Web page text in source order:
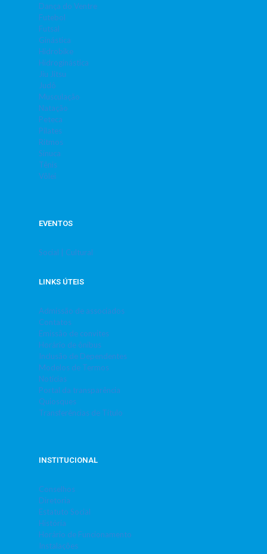
Dança do Ventre
Futebol
Futsal
Ginástica
Hidrobike
Hidroginástica
Jiu Jitsu
Judô
Musculação
Natação
Peteca
Pilates
Ritmos
Sinuca
Tênis
Vôlei
EVENTOS
Social | Cultural
LINKS ÚTEIS
Admissão de associados
Contatos
Emissão de convites
Horário de ônibus
Inclusão de Dependentes
Modelos de Termos
Notícias
Portal da transparência
Quiosques
Transferências de Título
INSTITUCIONAL
Conselhos
Diretoria
Estatuto Social
História
Horário de Funcionamento
Instalações